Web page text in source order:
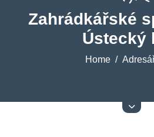
Zahrádkářské
Ústecký
Home